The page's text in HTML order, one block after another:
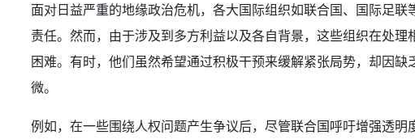
面对日益严重的地缘政治危机，各大国际组织如联合国、国际足联
责任。然而，由于涉及到多方利益以及各自背景，这些组织在处理
困难。有时，他们虽然希望通过积极干预来缓解紧张局势，却因缺
微。
例如，在一些围绕人权问题产生争议后，尽管联合国呼吁增强透明